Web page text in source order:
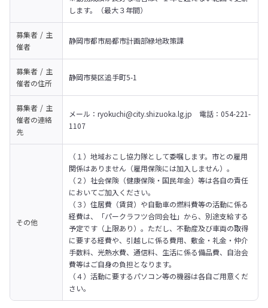
します。（最大３年間）
募集者 / 主
催者
静岡市都市局都市計画部緑地政策課
募集者 / 主
催者の住所
静岡市葵区追手町5-1
募集者 / 主
催者の連絡
先
メール：ryokuchi@city.shizuoka.lg.jp　電話：054-221-
1107
その他
（１）地域おこし協力隊として委嘱します。市との雇用
関係はありません（雇用保険には加入しません）。
（２）社会保険（健康保険・国民年金）等は各自の責任
においてご加入ください。
（３）住居費（賃貸）や自動車の燃料費等の活動に係る
経費は、「パークラフツ合同会社」から、別途支給する
予定です（上限あり）。ただし、不動産及び車両の取得
に要する経費や、引越しに係る費用、敷金・礼金・仲介
手数料、光熱水費、通信料、生活に係る備品費、自治会
費等はご自身の負担となります。
（４）活動に要するパソコン等の機器は各自ご用意くだ
さい。